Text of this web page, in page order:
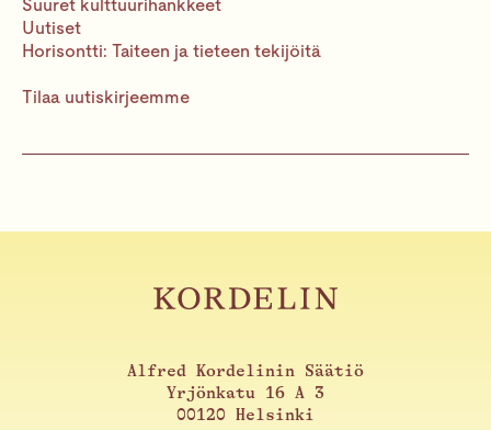
Suuret kulttuurihankkeet
Uutiset
Horisontti: Taiteen ja tieteen tekijöitä
Tilaa uutiskirjeemme
Alfred Kordelinin Säätiö
Yrjönkatu 16 A 3
00120 Helsinki